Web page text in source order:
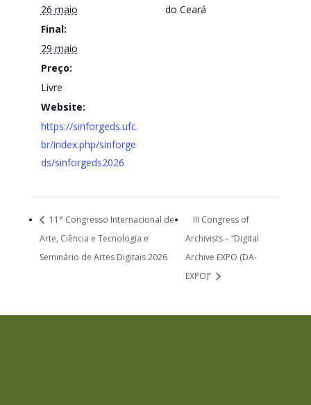
26 maio
Final:
29 maio
Preço:
Livre
Website:
https://sinforgeds.ufc.
br/index.php/sinforge
ds/sinforgeds2026
do Ceará
11° Congresso Internacional de
Arte, Ciência e Tecnologia e
Seminário de Artes Digitais 2026
III Congress of
Archivists – “Digital
Archive EXPO (DA-
EXPO)”